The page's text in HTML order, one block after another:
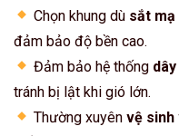
Chọn khung dù sắt
đảm bảo độ bền cao.
Đảm bảo hệ thống
tránh bị lật khi gió lớn.
Thường xuyênvệ sinh